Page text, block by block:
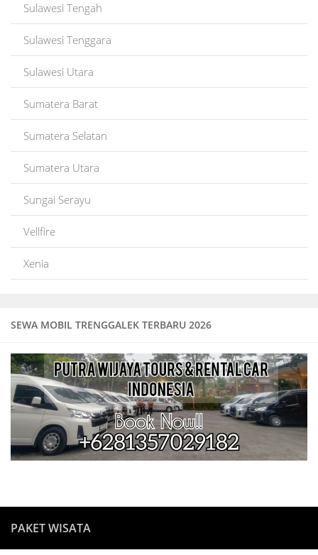
SEWA MOBIL TRENGGALEK TERBARU 2026
Sulawesi Tengah
Sulawesi Tenggara
Sulawesi Utara
Sumatera Barat
Sumatera Selatan
Sumatera Utara
Sungai Serayu
Vellfire
Xenia
PAKET WISATA